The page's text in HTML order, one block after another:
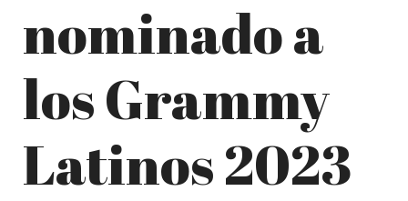
nominado a
los Grammy
Latinos 2023